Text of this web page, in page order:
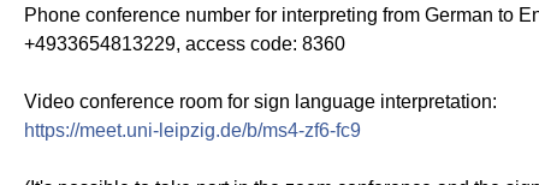
Phone conference number for interpreting from German to
+4933654813229, access code: 8360
Video conference room for sign language interpretation:
https://meet.uni-leipzig.de/b/ms4-zf6-fc9